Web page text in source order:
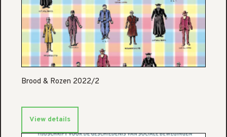
Brood & Rozen 2022/2
View details